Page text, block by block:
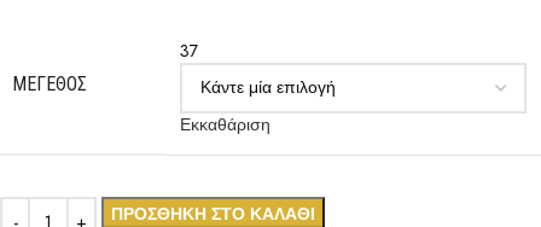
ΜΈΓΕΘΟΣ
37
Εκκαθάριση
ΠΡΟΣΘΉΚΗ ΣΤΟ ΚΑΛΆΘΙ